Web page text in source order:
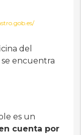
del
encuentra
es un
cuenta por